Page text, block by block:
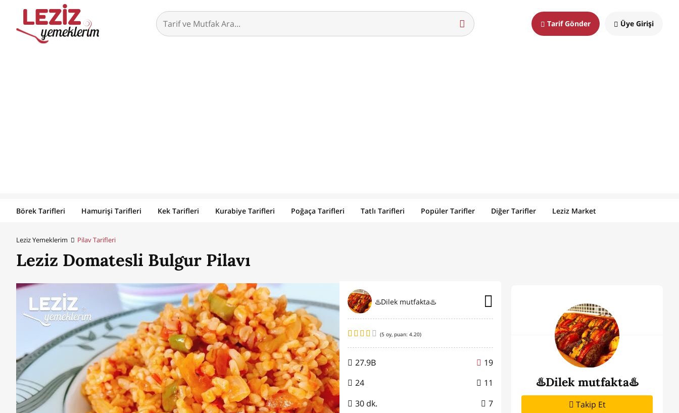
Tarif Gönder Üye Girişi
Börek Tarifleri Hamurişi Tarifleri Kek Tarifleri Kurabiye Tarifleri Poğaça Tarifleri Tatlı Tarifleri Popüler Tarifler Diğer Tarifler Leziz Market
Leziz Yemeklerim Pilav Tarifleri
Leziz Domatesli Bulgur Pilavı
♨️Dilek mutfakta♨️
(5 oy, puan: 4.20)
27.9B
19
24
11
30 dk.
7
♨️Dilek mutfakta♨️
Takip Et